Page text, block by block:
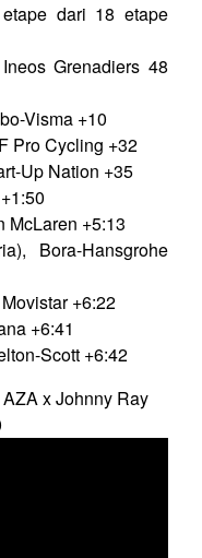
dari 18 etape
Grenadiers 48
Visma +10
Pro Cycling +32
Up Nation +35
McLaren +5:13
Bora-Hansgrohe
+6:22
+6:41
Scott +6:42
x Johnny Ray